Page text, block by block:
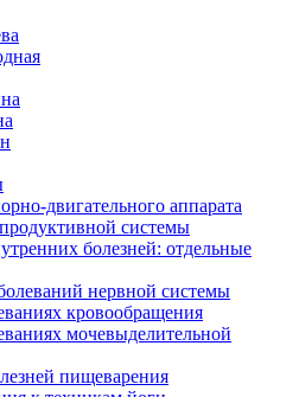
двигательного аппарата
системы
болезней: отдельные
нервной системы
кровообращения
мочевыделительной
пищеварения